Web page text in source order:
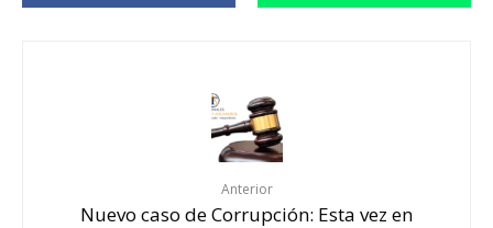
Anterior
Nuevo caso de Corrupción: Esta vez en